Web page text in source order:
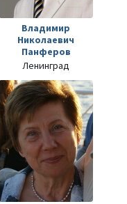
Владимир
Николаевич
Панферов
Ленинград